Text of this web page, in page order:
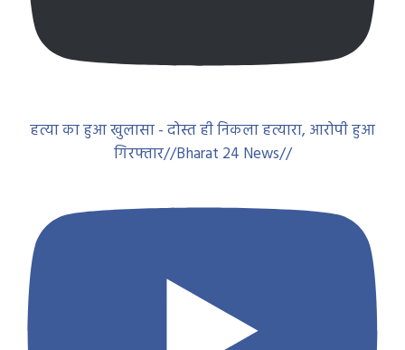
हत्या का हुआ खुलासा - दोस्त ही निकला हत्यारा, आरोपी हुआ
गिरफ्तार//Bharat 24 News//